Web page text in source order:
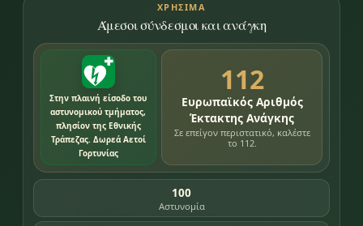
ΧΡΉΣΙΜΑ
Άμεσοι σύνδεσμοι και ανάγκη
Στην πλαινή είσοδο του
αστυνομικού τμήματος,
πλησίον της Εθνικής
Τράπεζας. Δωρεά Αετοί
Γορτυνίας
112
Ευρωπαϊκός Αριθμός
Έκτακτης Ανάγκης
Σε επείγον περιστατικό, καλέστε
το 112.
100
Αστυνομία